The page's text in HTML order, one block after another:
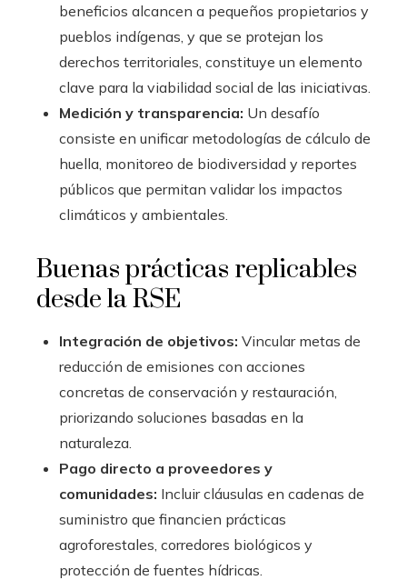
beneficios alcancen a pequeños propietarios y
pueblos indígenas, y que se protejan los
derechos territoriales, constituye un elemento
clave para la viabilidad social de las iniciativas.
Medición y transparencia: Un desafío
consiste en unificar metodologías de cálculo de
huella, monitoreo de biodiversidad y reportes
públicos que permitan validar los impactos
climáticos y ambientales.
Buenas prácticas replicables
desde la RSE
Integración de objetivos: Vincular metas de
reducción de emisiones con acciones
concretas de conservación y restauración,
priorizando soluciones basadas en la
naturaleza.
Pago directo a proveedores y
comunidades: Incluir cláusulas en cadenas de
suministro que financien prácticas
agroforestales, corredores biológicos y
protección de fuentes hídricas.